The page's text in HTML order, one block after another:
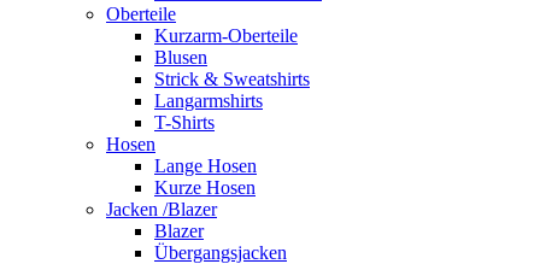
Oberteile
Kurzarm-Oberteile
Blusen
Strick & Sweatshirts
Langarmshirts
T-Shirts
Hosen
Lange Hosen
Kurze Hosen
Jacken /Blazer
Blazer
Übergangsjacken